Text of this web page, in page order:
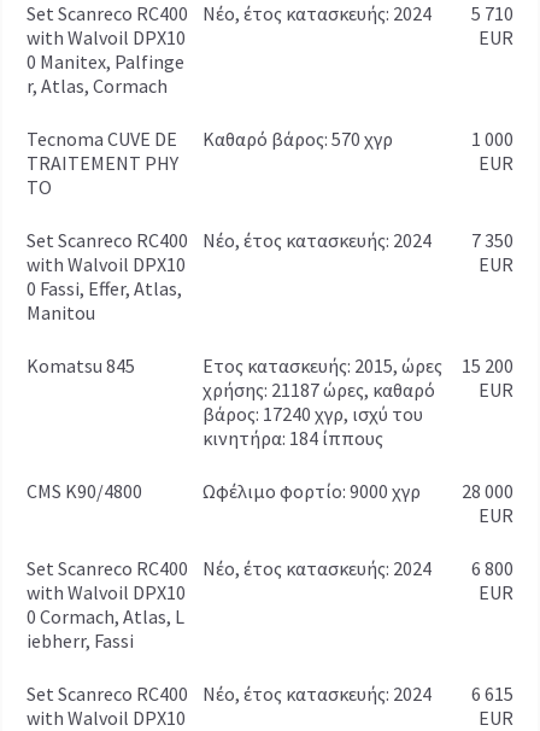
Set Scanreco RC400
with Walvoil DPX10
0 Manitex, Palfinge
r, Atlas, Cormach
Νέο, έτος κατασκευής: 2024
5 710
EUR
Tecnoma CUVE DE
TRAITEMENT PHY
TO
καθαρό βάρος: 570 χγρ
1 000
EUR
Set Scanreco RC400
with Walvoil DPX10
0 Fassi, Effer, Atlas,
Manitou
Νέο, έτος κατασκευής: 2024
7 350
EUR
Komatsu 845
έτος κατασκευής: 2015, ώρες
χρήσης: 21187 ώρες, καθαρό
βάρος: 17240 χγρ, ισχύ του
κινητήρα: 184 ίππους
15 200
EUR
CMS K90/4800 ωφέλιμο φορτίο: 9000 χγρ
28 000
EUR
Set Scanreco RC400
with Walvoil DPX10
0 Cormach, Atlas, L
iebherr, Fassi
Νέο, έτος κατασκευής: 2024
6 800
EUR
Set Scanreco RC400
with Walvoil DPX10
Νέο, έτος κατασκευής: 2024
6 615
EUR